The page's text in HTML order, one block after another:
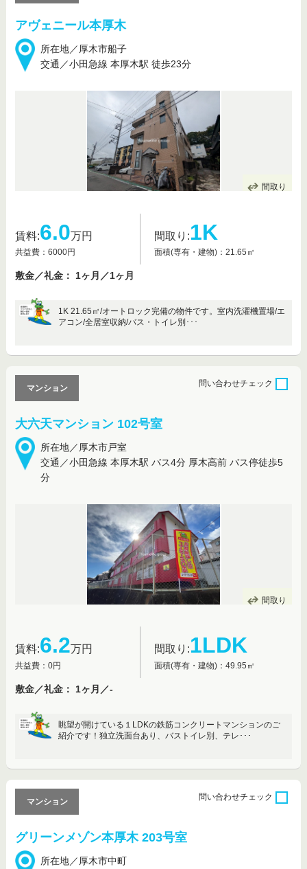
アヴェニール本厚木
所在地／厚木市船子
交通／小田急線 本厚木駅 徒歩23分
間取り
賃料:6.0万円
共益費：6000円
間取り:1K
面積(専有・建物)：21.65㎡
敷金／礼金： 1ヶ月／1ヶ月
1K 21.65㎡/オートロック完備の物件です。室内洗濯機置場/エ
アコン/全居室収納/バス・トイレ別･･･
大六天マンション 102号室
所在地／厚木市戸室
交通／小田急線 本厚木駅 バス4分 厚木高前 バス停徒歩5
分
マンション
問い合わせチェック
間取り
賃料:6.2万円
共益費：0円
間取り:1LDK
面積(専有・建物)：49.95㎡
敷金／礼金： 1ヶ月／-
眺望が開けている１LDKの鉄筋コンクリートマンションのご
紹介です！独立洗面台あり、バストイレ別、テレ･･･
グリーンメゾン本厚木 203号室
所在地／厚木市中町
マンション
問い合わせチェック